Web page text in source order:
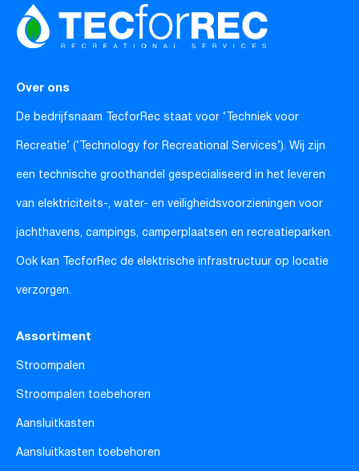
Over ons
De bedrijfsnaam TecforRec staat voor ‘Techniek voor
Recreatie’ (‘Technology for Recreational Services’). Wij zijn
een technische groothandel gespecialiseerd in het leveren
van elektriciteits-, water- en veiligheidsvoorzieningen voor
jachthavens, campings, camperplaatsen en recreatieparken.
Ook kan TecforRec de elektrische infrastructuur op locatie
verzorgen.
Assortiment
Stroompalen
Stroompalen toebehoren
Aansluitkasten
Aansluitkasten toebehoren